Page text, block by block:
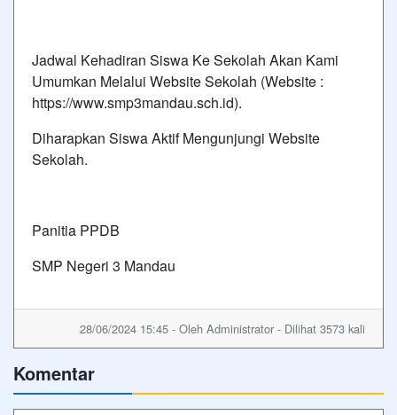
Jadwal Kehadiran Siswa Ke Sekolah Akan Kami
Umumkan Melalui Website Sekolah (Website :
https://www.smp3mandau.sch.id).
Diharapkan Siswa Aktif Mengunjungi Website
Sekolah.
Panitia PPDB
SMP Negeri 3 Mandau
28/06/2024 15:45 - Oleh Administrator - Dilihat 3573 kali
Komentar